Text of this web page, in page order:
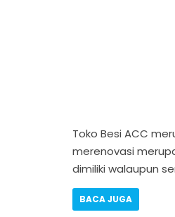
Toko Besi ACC
merenovasi
dimiliki walaupun
BACA JUGA